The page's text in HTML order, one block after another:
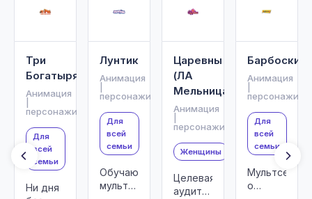
Три
Богатыря
Анимация
персонажи
Для
всей
семьи
Ни дня
Лунтик
Анимация
персонажи
Для
всей
семьи
Обучающий
мультсериал
Царевны
(ЛА
Мельница)
Анимация
персонажи
Женщины
Целевая
аудитория
Анимация
персонажи
Для
всей
семьи
Мультсериал
о